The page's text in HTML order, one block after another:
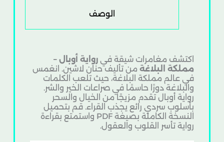
الوصف
اكتشف مغامرات شيقة في رواية أوبال –
مملكة البلاغةمن تأليف حنان لاشين. انغمس
في عالم مملكة البلاغة، حيث تلعب الكلمات
والبلاغة دورًا حاسمًا في صراعات الخير والشر.
رواية أوبال تقدم مزيجًا من الخيال والسحر
بأسلوب سردي رائع يجذب القراء. قم بتحميل
النسخة الكاملة بصيغة PDF واستمتع بقراءة
رواية تأسر القلوب والعقول.